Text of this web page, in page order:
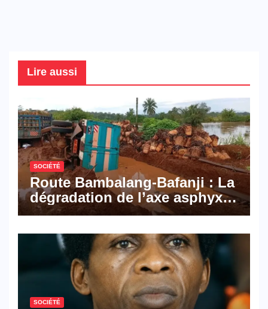
Lire aussi
SOCIÉTÉ
Route Bambalang-Bafanji : La
dégradation de l’axe asphyxie
les activités économiques
SOCIÉTÉ